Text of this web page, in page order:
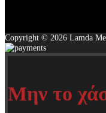
Copyright © 2026 Lamda
Μην το